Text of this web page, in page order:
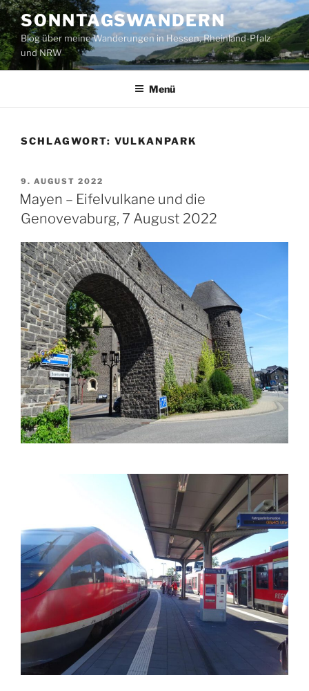
Zum
Inhalt
springen
SONNTAGSWANDERN
Blog über meine Wanderungen in Hessen, Rheinland-Pfalz
und NRW
Menü
SCHLAGWORT: VULKANPARK
VERÖFFENTLICHT
AM
9. AUGUST 2022
Mayen – Eifelvulkane und die
Genovevaburg, 7 August 2022